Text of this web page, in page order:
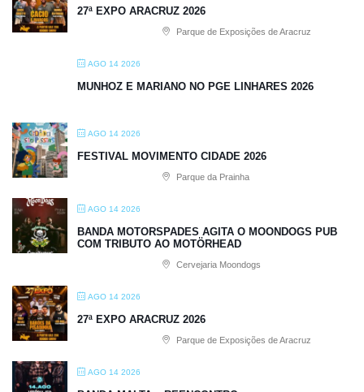
27ª EXPO ARACRUZ 2026
Parque de Exposições de Aracruz
AGO 14 2026
MUNHOZ E MARIANO NO PGE LINHARES 2026
AGO 14 2026
FESTIVAL MOVIMENTO CIDADE 2026
Parque da Prainha
AGO 14 2026
BANDA MOTORSPADES AGITA O MOONDOGS PUB
COM TRIBUTO AO MOTÖRHEAD
Cervejaria Moondogs
AGO 14 2026
27ª EXPO ARACRUZ 2026
Parque de Exposições de Aracruz
AGO 14 2026